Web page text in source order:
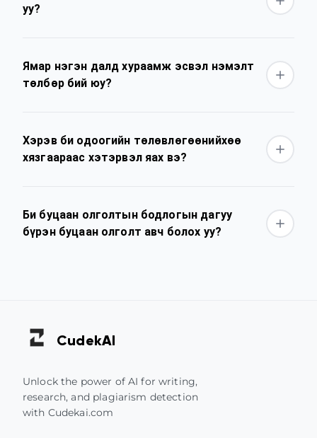
уу?
Ямар нэгэн далд хураамж эсвэл нэмэлт
төлбөр бий юу?
Хэрэв би одоогийн төлөвлөгөөнийхөө
хязгаараас хэтэрвэл яах вэ?
Би буцаан олголтын бодлогын дагуу
бүрэн буцаан олголт авч болох уу?
CudekAI
Unlock the power of AI for writing,
research, and plagiarism detection
with Cudekai.com